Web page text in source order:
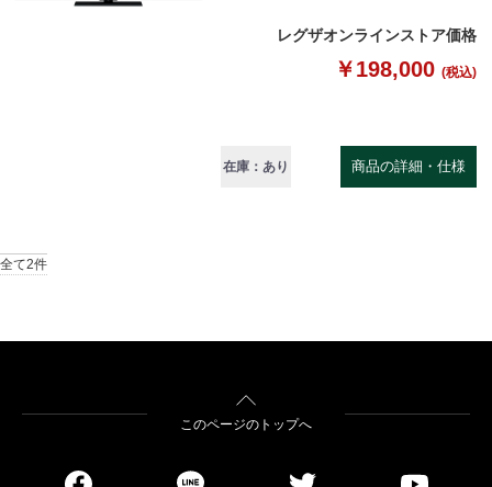
レグザオンラインストア価格
￥198,000 (税込)
在庫：あり 商品の詳細・仕様
全て2件
このページのトップへ